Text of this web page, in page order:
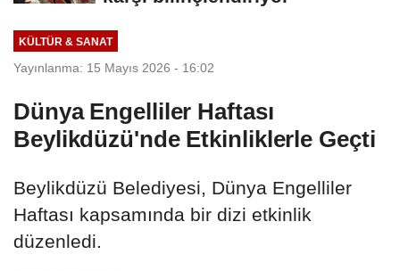
KÜLTÜR & SANAT
Yayınlanma: 15 Mayıs 2026 - 16:02
Dünya Engelliler Haftası
Beylikdüzü'nde Etkinliklerle Geçti
Beylikdüzü Belediyesi, Dünya Engelliler
Haftası kapsamında bir dizi etkinlik
düzenledi.